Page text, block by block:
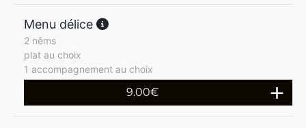
Menu délice
2 nêms
plat au choix
1 accompagnement au choix
9.00€